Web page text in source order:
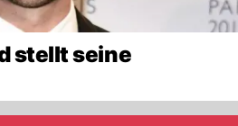
stellt seine